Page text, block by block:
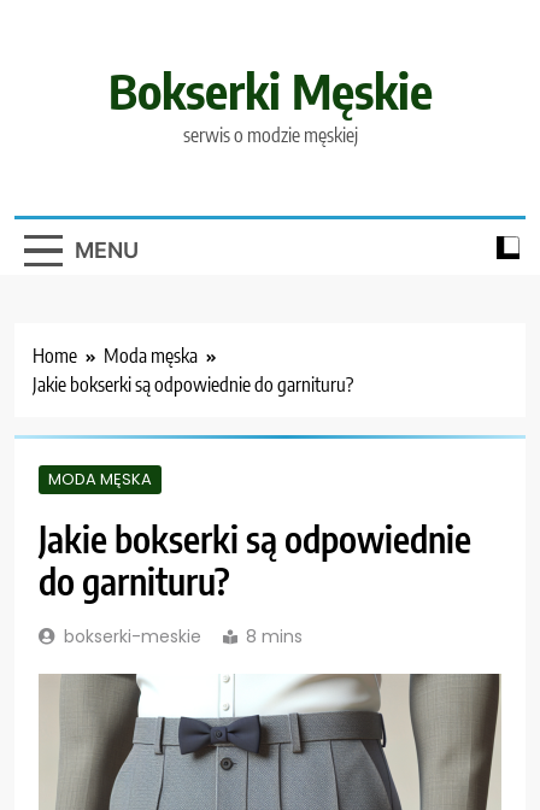
Bokserki Męskie
serwis o modzie męskiej
MENU
Home
Moda męska
Jakie bokserki są odpowiednie do garnituru?
MODA MĘSKA
Jakie bokserki są odpowiednie
do garnituru?
bokserki-meskie 8 mins